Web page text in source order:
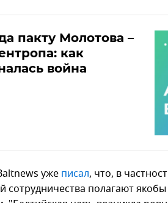
пакту Молотова –
как
война
уже писал, что, в
сотрудничества полагают